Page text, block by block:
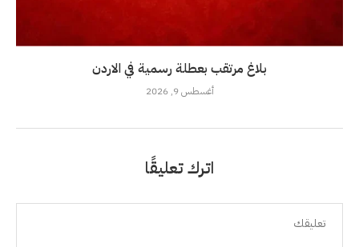
بلاغ مرتقب بعطلة رسمية في الاردن
أغسطس 9, 2026
اترك تعليقًا